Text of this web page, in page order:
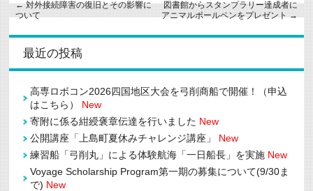
←対外接続障害の復旧とその影響に
ついて
図書館からスタンプラリー達成者に
アニマルボールペンをプレゼント→
最近の投稿
高専ロボコン2026四国地区大会を弓削商船で開催！（申込
はこちら） New
寄附に係る紺綬褒章伝達を行いました New
公開講座「上島町夏休みチャレンジ講座」
New
練習船「弓削丸」による体験航海「一日船長」を実施 New
Voyage Scholarship Program第一期の募集について(9/30ま
で) New